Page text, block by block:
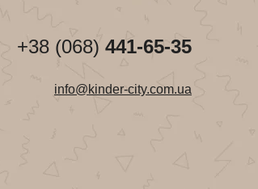
+38 (068) 441-65-35
info@kinder-city.com.ua